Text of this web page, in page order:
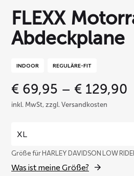
FLEXX
Abdeckplane
INDOOR REGULÄRE-FIT
€ 69,95 – € 129,90
inkl. MwSt, zzgl. Versandkosten
Größe für HARLEY DAVIDSON LOW
Was ist meine Größe?